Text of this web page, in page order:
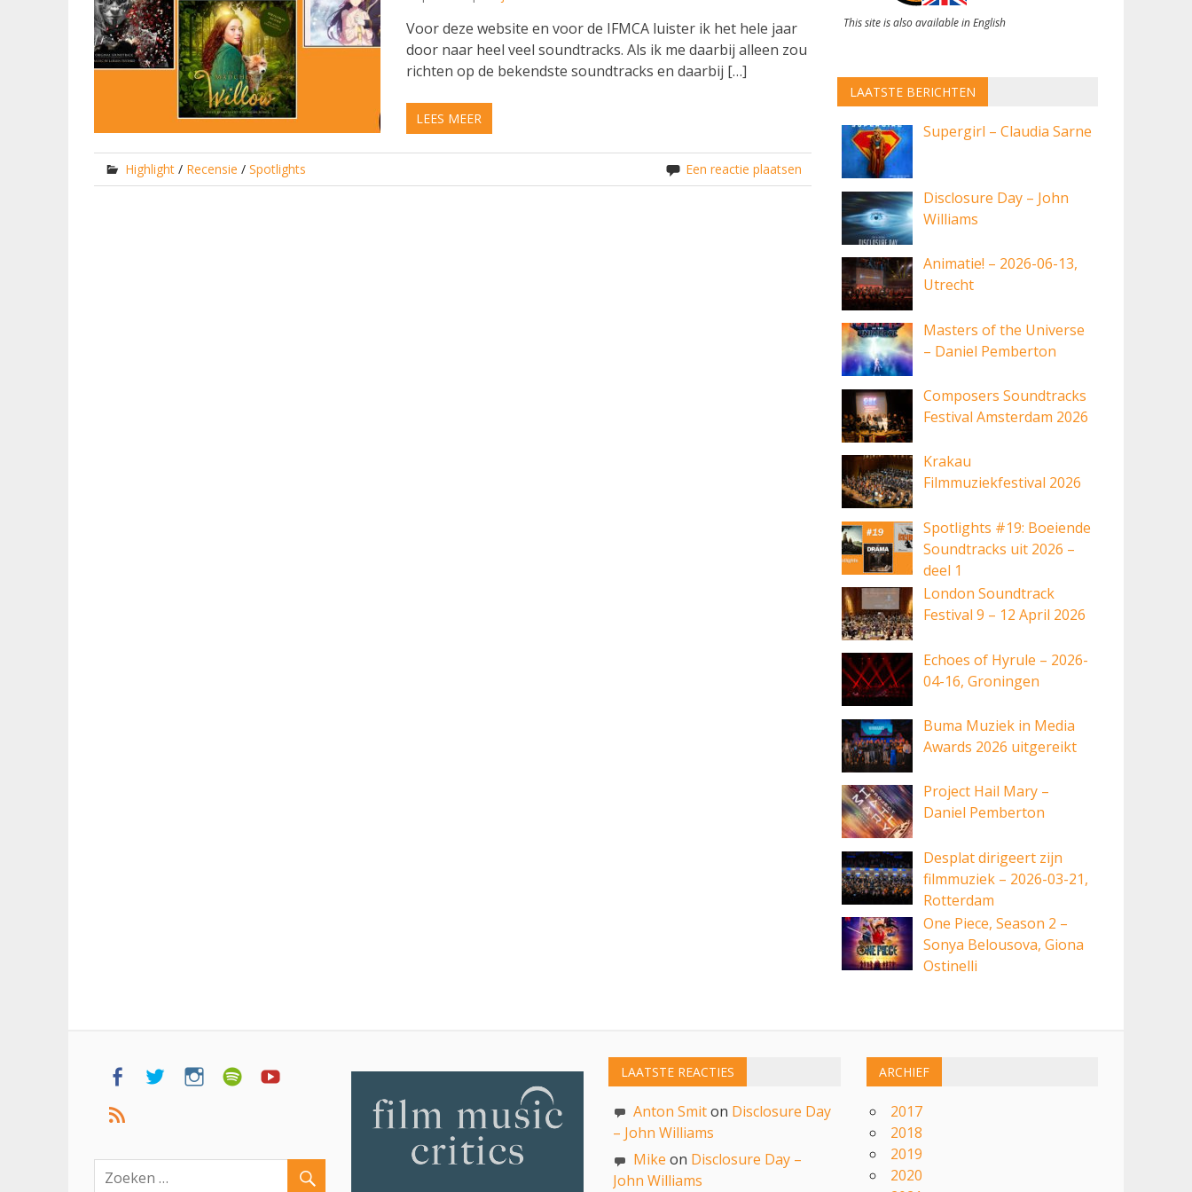
Voor deze website en voor de IFMCA luister ik het hele jaar
door naar heel veel soundtracks. Als ik me daarbij alleen zou
richten op de bekendste soundtracks en daarbij […]
LEES MEER
Highlight/ Recensie / Spotlights Een reactie plaatsen
This site is also available in English
LAATSTE BERICHTEN
Supergirl – Claudia Sarne
Disclosure Day – John
Williams
Animatie! – 2026-06-13,
Utrecht
Masters of the Universe
– Daniel Pemberton
Composers Soundtracks
Festival Amsterdam 2026
Krakau
Filmmuziekfestival 2026
Spotlights #19: Boeiende
Soundtracks uit 2026 –
deel 1
London Soundtrack
Festival 9 – 12 April 2026
Echoes of Hyrule – 2026-
04-16, Groningen
Buma Muziek in Media
Awards 2026 uitgereikt
Project Hail Mary –
Daniel Pemberton
Desplat dirigeert zijn
filmmuziek – 2026-03-21,
Rotterdam
One Piece, Season 2 –
Sonya Belousova, Giona
Ostinelli
LAATSTE REACTIES
Anton Smiton Disclosure Day
– John Williams
Mike on Disclosure Day –
John Williams
ARCHIEF
2017
2018
2019
2020